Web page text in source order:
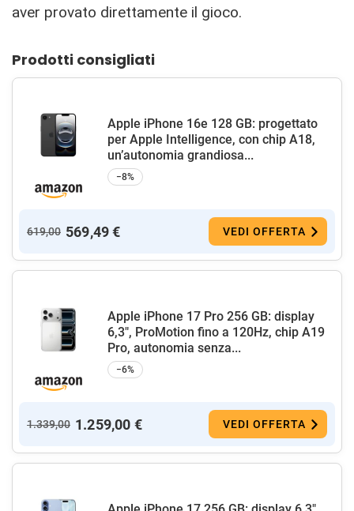
aver provato direttamente il gioco.
Prodotti consigliati
Apple iPhone 16e 128 GB: progettato
per Apple Intelligence, con chip A18,
un’autonomia grandiosa...
−8%
619,00 569,49 € VEDI OFFERTA
Apple iPhone 17 Pro 256 GB: display
6,3", ProMotion fino a 120Hz, chip A19
Pro, autonomia senza...
−6%
1.339,00 1.259,00 € VEDI OFFERTA